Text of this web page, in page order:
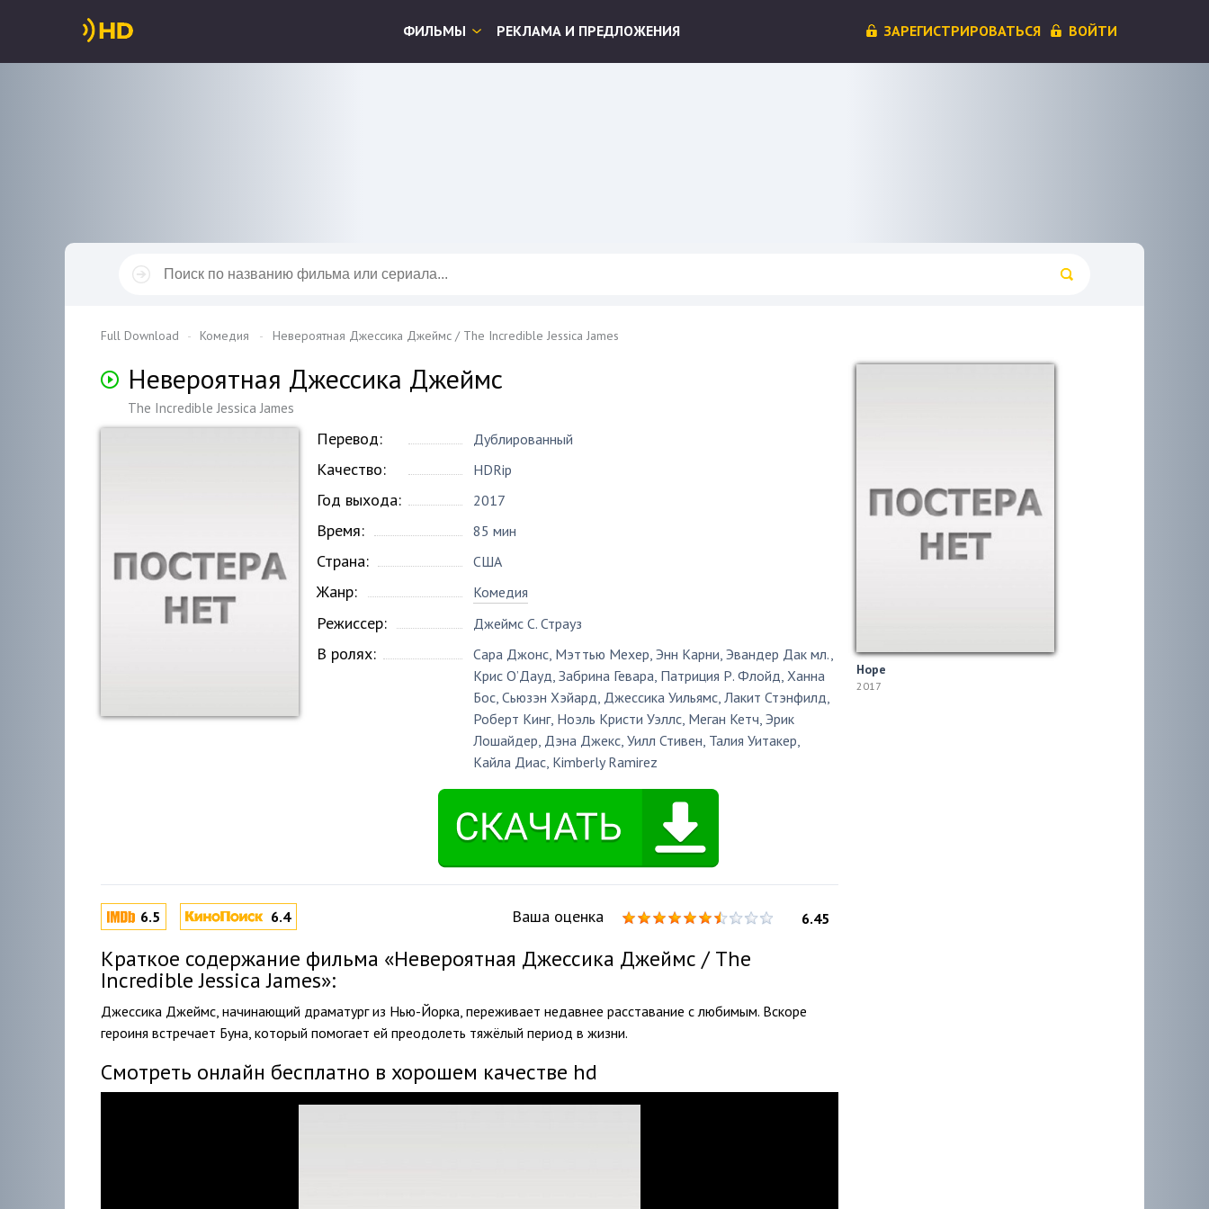
ФИЛЬМЫ РЕКЛАМА И ПРЕДЛОЖЕНИЯ ЗАРЕГИСТРИРОВАТЬСЯ ВОЙТИ
Full Download Комедия Невероятная Джессика Джеймс / The Incredible Jessica James
Невероятная Джессика Джеймс
The Incredible Jessica James
Перевод: Дублированный
Качество: HDRip
Год выхода: 2017
Время: 85 мин
Страна: США
Жанр: Комедия
Режиссер: Джеймс С. Страуз
В ролях: Сара Джонс, Мэттью Мехер, Энн Карни, Эвандер Дак мл.,
Крис О’Дауд, Забрина Гевара, Патриция Р. Флойд, Ханна
Бос, Сьюзэн Хэйард, Джессика Уильямс, Лакит Стэнфилд,
Роберт Кинг, Ноэль Кристи Уэллс, Меган Кетч, Эрик
Лошайдер, Дэна Джекс, Уилл Стивен, Талия Уитакер,
Кайла Диас, Kimberly Ramirez
6.5 6.4 Ваша оценка 6.45
Краткое содержание фильма «Невероятная Джессика Джеймс / The
Incredible Jessica James»:
Джессика Джеймс, начинающий драматург из Нью-Йорка, переживает недавнее расставание с любимым. Вскоре
героиня встречает Буна, который помогает ей преодолеть тяжёлый период в жизни.
Смотреть онлайн бесплатно в хорошем качестве hd
Hope
2017